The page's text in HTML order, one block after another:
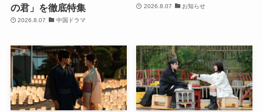
の君」を徹底特集
2026.8.07 中国ドラマ
2026.8.07 お知らせ